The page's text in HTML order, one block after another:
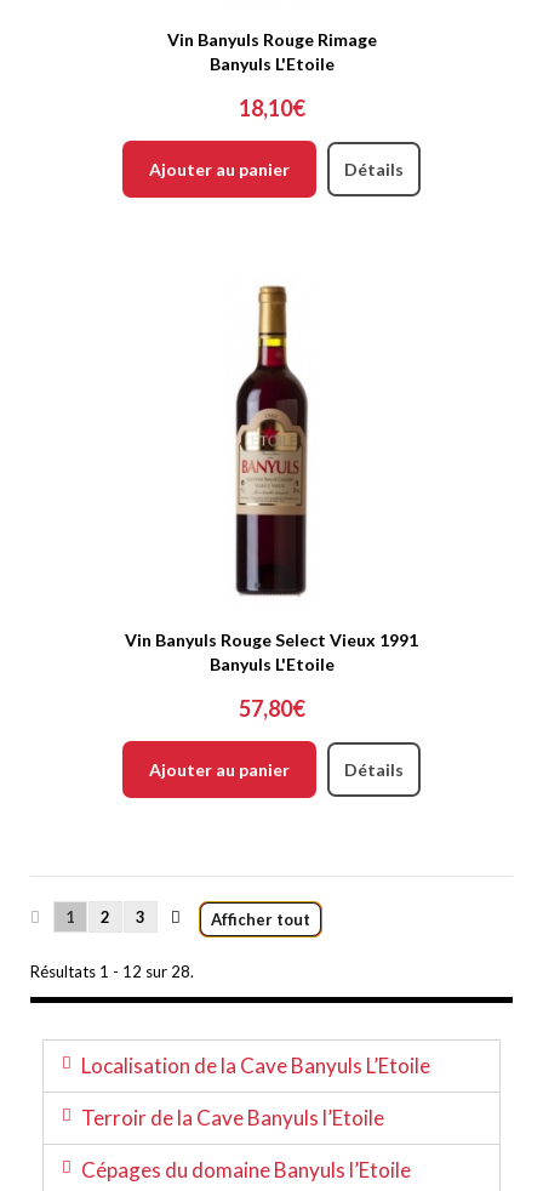
Vin Banyuls Rouge Rimage
Banyuls L'Etoile
18,10€
Ajouter au panier Détails
Vin Banyuls Rouge Select Vieux 1991
Banyuls L'Etoile
57,80€
Ajouter au panier Détails
Afficher tout
1 2 3
Résultats 1 - 12 sur 28.
Localisation de la Cave Banyuls L’Etoile
Terroir de la Cave Banyuls l’Etoile
Cépages du domaine Banyuls l’Etoile